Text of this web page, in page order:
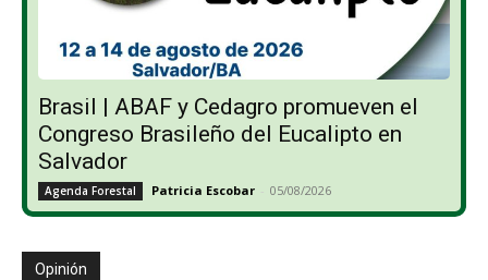
Brasil | ABAF y Cedagro promueven el
Congreso Brasileño del Eucalipto en
Salvador
Agenda Forestal Patricia Escobar - 05/08/2026
Opinión